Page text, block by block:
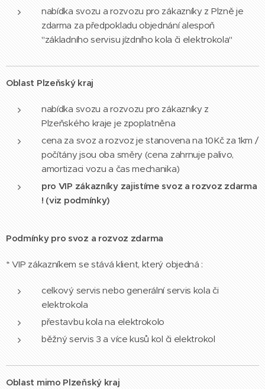
nabídka svozu a rozvozu pro zákazníky z Plzně je
zdarma za předpokladu objednání alespoň
"základního servisu jízdního kola či elektrokola"
Oblast Plzeňský kraj
nabídka svozu a rozvozu pro zákazníky z
Plzeňského kraje je zpoplatněna
cena za svoz a rozvoz je stanovena na 10Kč za 1km /
počítány jsou oba směry (cena zahrnuje palivo,
amortizaci vozu a čas mechanika)
pro VIP zákazníky zajistíme svoz a rozvoz zdarma
! (viz podmínky)
Podmínky pro svoz a rozvoz zdarma
* VIP zákazníkem se stává klient, který objedná :
celkový servis nebo generální servis kola či
elektrokola
přestavbu kola na elektrokolo
běžný servis 3 a více kusů kol či elektrokol
Oblast mimo Plzeňský kraj